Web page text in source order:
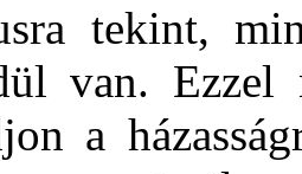
tekint,
van.
a